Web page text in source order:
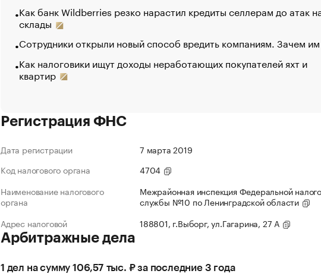
Как банк Wildberries резко нарастил кредиты селлерам до атак
склады
Сотрудники открыли новый способ вредить компаниям. Зачем
Как налоговики ищут доходы неработающих покупателей яхт и
квартир
Регистрация ФНС
Дата регистрации
7 марта 2019
Код налогового органа
4704
Наименование налогового
органа
Межрайонная инспекция Федеральной
службы №10 по Ленинградской области
Адрес налоговой
188801, г.Выборг, ул.Гагарина, 27 А
Арбитражные дела
1 дел на сумму 106,57 тыс. ₽ за последние 3 года